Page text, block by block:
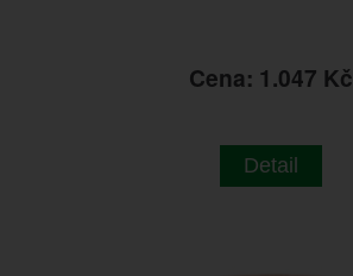
Cena: 1.047 Kč
Detail